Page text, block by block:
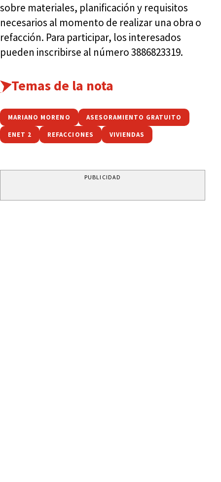
sobre materiales, planificación y requisitos
necesarios al momento de realizar una obra o
refacción. Para participar, los interesados
pueden inscribirse al número 3886823319.
Temas de la nota
MARIANO MORENO ASESORAMIENTO GRATUITO
ENET 2 REFACCIONES VIVIENDAS
PUBLICIDAD